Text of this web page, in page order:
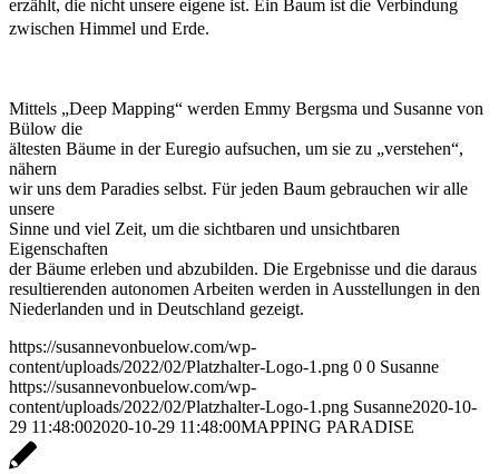
erzählt, die nicht unsere eigene ist. Ein Baum ist die Verbindung
zwischen Himmel und Erde.
Mittels „Deep Mapping“ werden Emmy Bergsma und Susanne von
Bülow die
ältesten Bäume in der Euregio aufsuchen, um sie zu „verstehen“,
nähern
wir uns dem Paradies selbst. Für jeden Baum gebrauchen wir alle
unsere
Sinne und viel Zeit, um die sichtbaren und unsichtbaren
Eigenschaften
der Bäume erleben und abzubilden. Die Ergebnisse und die daraus
resultierenden autonomen Arbeiten werden in Ausstellungen in den
Niederlanden und in Deutschland gezeigt.
https://susannevonbuelow.com/wp-
content/uploads/2022/02/Platzhalter-Logo-1.png 0 0 Susanne
https://susannevonbuelow.com/wp-
content/uploads/2022/02/Platzhalter-Logo-1.png Susanne2020-10-
29 11:48:002020-10-29 11:48:00MAPPING PARADISE